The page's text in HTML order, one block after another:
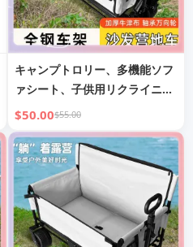
キャンプトロリー、多機能ソフ
ァシート、子供用リクライニン
グ
$50.00$55.00